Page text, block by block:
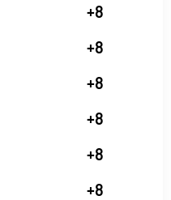
+8
+8
+8
+8
+8
+8